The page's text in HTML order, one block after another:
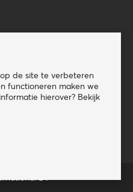
de site te verbeteren
functioneren maken we
hierover? Bekijk
BV